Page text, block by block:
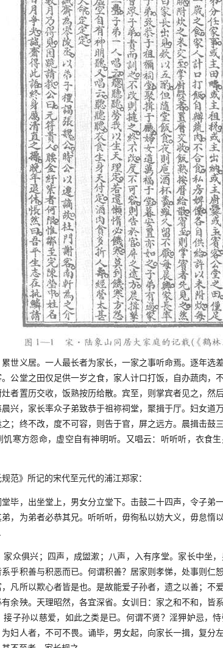
义居。一人最长者为家长，一家之事听命焉。逐年选
公堂之田仅足供一岁之食，家人计口打饭，自办蔬肉，
者置历交收，饭熟按历给散。宾至，则掌宾者见之，然
兴，家长率众子弟致恭于祖祢祠堂，聚揖于厅。妇女道
；终不改，度不可容，则告于官，屏之远方。晨揖击鼓
饥寒方怨命，虚空自有神明听。又唱云：听听听，衣食
》所记的宋代至元代的浦江郑家：
，出坐堂上，男女分立堂下。击鼓二十四声，令子弟
，为弟者必恭其兄。听听听，毋徇私以妨大义，毋怠惰
俱兴；四声，成盥漱；八声，入有序堂。家长中坐，
乎积善与积恶而已。何谓积善？居家则孝悌，处事则仁
凡所以欺心者皆是也。是故能爱子孙者，遗之以善；不
余殃。天理昭然，各宜深省。女训日：家之和不和，皆
接子孙以慈爱，如此之类是已。何谓不贤？淫狎妒忌，
妇人者，不可不畏。诵毕，男女起，向家长一揖，复分